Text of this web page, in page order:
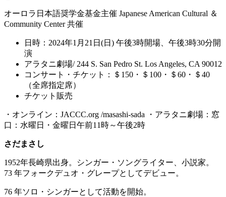
オーロラ日本語奨学金基金主催 Japanese American Cultural ＆
Community Center 共催
日時：2024年1月21日(日) 午後3時開場、午後3時30分開
演
アラタニ劇場/ 244 S. San Pedro St. Los Angeles, CA 90012
コンサート・チケット：＄150・＄100・＄60・＄40
（全席指定席）
チケット販売
・オンライン：JACCC.org /masashi-sada ・アラタニ劇場：窓
口：水曜日・金曜日午前11時～午後2時
さだまさし
1952年長崎県出身。シンガー・ソングライター、小説家。
73 年フォークデュオ・グレープとしてデビュー。
76 年ソロ・シンガーとして活動を開始。